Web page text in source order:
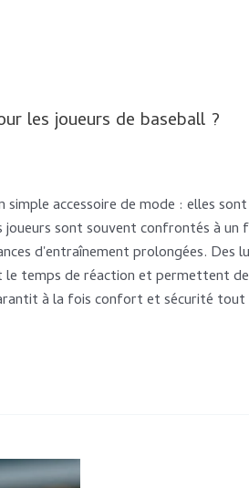
les joueurs de baseball ?
accessoire de mode : elles sont
joueurs sont souvent confrontés à un
d'entraînement prolongées. Des
le temps de réaction et permettent
à la fois confort et sécurité